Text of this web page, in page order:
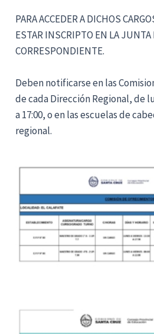
PARA ACCEDER A DICHOS
ESTAR INSCRIPTO EN LA JUNTA
CORRESPONDIENTE.
Deben notificarse en las
de cada Dirección Regional, de
a 17:00, o en las escuelas de
regional.